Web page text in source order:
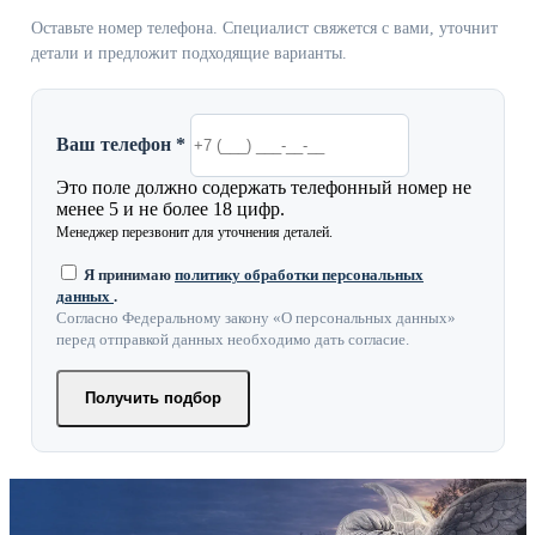
Оставьте номер телефона. Специалист свяжется с вами, уточнит
детали и предложит подходящие варианты.
Ваш телефон *
Это поле должно содержать телефонный номер не
менее 5 и не более 18 цифр.
Менеджер перезвонит для уточнения деталей.
Я принимаю политику обработки персональных
данных .
Согласно Федеральному закону «О персональных данных»
перед отправкой данных необходимо дать согласие.
Получить подбор